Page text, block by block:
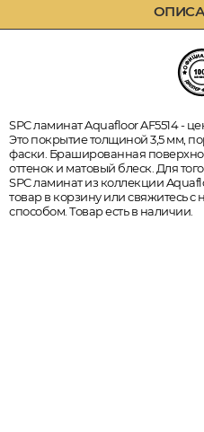
SPC ламинат Aquafloor AF5514 -
Это покрытие толщиной 3,5 мм,
фаски. Брашированная
оттенок и матовый блеск. Для
SPC ламинат из коллекции
товар в корзину или свяжитесь
способом. Товар есть в наличии.